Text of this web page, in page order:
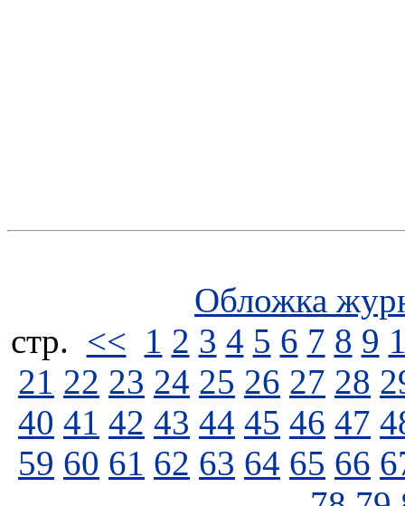
Обложка
стp. << 1 2 3 4 5 6 7 8 9
21 22 23 24 25 26 27 28
40 41 42 43 44 45 46 47
59 60 61 62 63 64 65 66